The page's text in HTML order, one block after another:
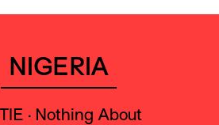
NIGERIA
· Nothing About